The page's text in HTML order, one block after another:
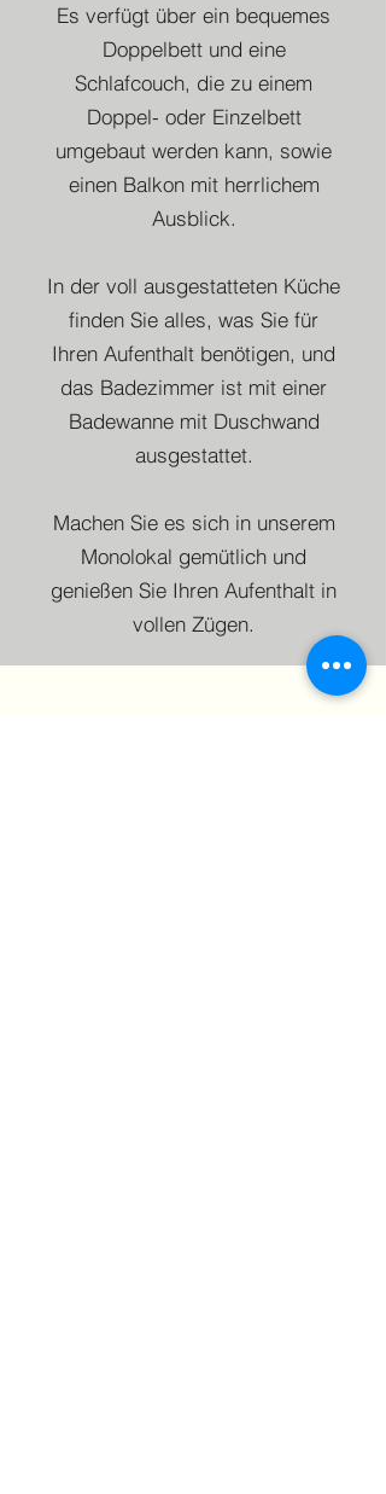
Es verfügt über ein bequemes
Doppelbett und eine
Schlafcouch, die zu einem
Doppel- oder Einzelbett
umgebaut werden kann, sowie
einen Balkon mit herrlichem
Ausblick.
In der voll ausgestatteten Küche
finden Sie alles, was Sie für
Ihren Aufenthalt benötigen, und
das Badezimmer ist mit einer
Badewanne mit Duschwand
ausgestattet.
Machen Sie es sich in unserem
Monolokal gemütlich und
genießen Sie Ihren Aufenthalt in
vollen Zügen.